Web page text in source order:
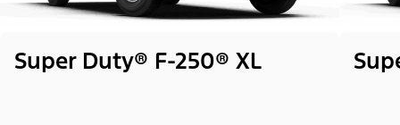
Super Duty® F-250® XL